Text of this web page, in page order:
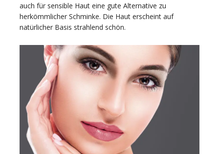
auch für sensible Haut eine gute Alternative zu
herkömmlicher Schminke. Die Haut erscheint auf
natürlicher Basis strahlend schön.